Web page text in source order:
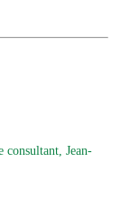
consultant, Jean-